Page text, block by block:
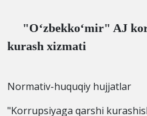
"Oʻzbekkoʻmir" AJ
kurash xizmati
Normativ-huquqiy hujjatlar
"Korrupsiyaga qarshi